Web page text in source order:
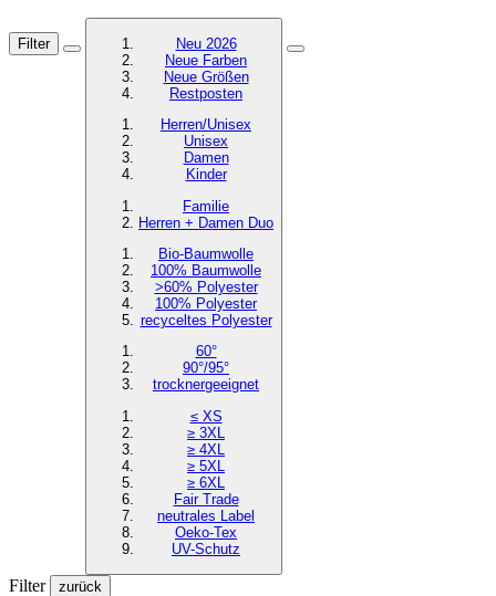
Filter
Neu 2026
Neue Farben
Neue Größen
Restposten
Herren/Unisex
Unisex
Damen
Kinder
Familie
Herren + Damen Duo
Bio-Baumwolle
100% Baumwolle
>60% Polyester
100% Polyester
recyceltes Polyester
60°
90°/95°
trocknergeeignet
≤ XS
≥ 3XL
≥ 4XL
≥ 5XL
≥ 6XL
Fair Trade
neutrales Label
Oeko-Tex
UV-Schutz
Filter zurück